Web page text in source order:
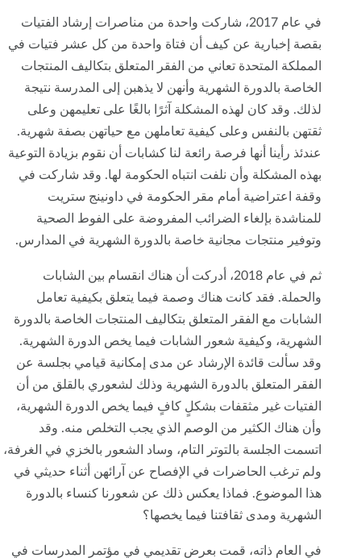
في عام 2017، شاركت واحدة من مناصرات إرشاد الفتيات
بقصة إخبارية عن كيف أن فتاة واحدة من كل عشر فتيات في
المملكة المتحدة تعاني من الفقر المتعلق بتكاليف المنتجات
الخاصة بالدورة الشهرية وأنهن لا يذهبن إلى المدرسة نتيجة
لذلك. وقد كان لهذه المشكلة آثرًا بالغًا على تعليمهن وعلى
ثقتهن بالنفس وعلى كيفية تعاملهن مع حياتهن بصفة شهرية.
عندئذ رأينا أنها فرصة رائعة لنا كشابات أن نقوم بزيادة التوعية
بهذه المشكلة وأن نلفت انتباه الحكومة لها. وقد شاركت في
وقفة اعتراضية أمام مقر الحكومة في داونينج ستريت
للمناشدة بإلغاء الضرائب المفروضة على الفوط الصحية
وتوفير منتجات مجانية خاصة بالدورة الشهرية في المدارس.
ثم في عام 2018، أدركت أن هناك انقسام بين الشابات
والحملة. فقد كانت هناك وصمة فيما يتعلق بكيفية تعامل
الشابات مع الفقر المتعلق بتكاليف المنتجات الخاصة بالدورة
الشهرية، وكيفية شعور الشابات فيما يخص الدورة الشهرية.
وقد سألت قائدة الإرشاد عن مدى إمكانية قيامي بجلسة عن
الفقر المتعلق بالدورة الشهرية وذلك لشعوري بالقلق من أن
الفتيات غير مثقفات بشكلٍ كافٍ فيما يخص الدورة الشهرية،
وأن هناك الكثير من الوصم الذي يجب التخلص منه. وقد
اتسمت الجلسة بالتوتر التام، وساد الشعور بالخزي في الغرفة،
ولم ترغب الحاضرات في الإفصاح عن آرائهن أثناء حديثي في
هذا الموضوع. فماذا يعكس ذلك عن شعورنا كنساء بالدورة
الشهرية ومدى ثقافتنا فيما يخصها؟
في العام ذاته، قمت بعرض تقديمي في مؤتمر المدرسات في